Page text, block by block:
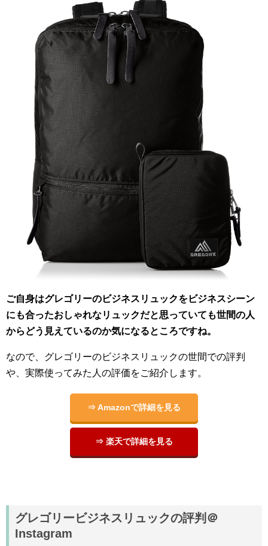
ご自身はグレゴリーのビジネスリュックをビジネスシーン
にも合ったおしゃれなリュックだと思っていても世間の人
からどう見えているのか気になるところですね。
なので、グレゴリーのビジネスリュックの世間での評判
や、実際使ってみた人の評価をご紹介します。
⇒ Amazonで詳細を見る
⇒ 楽天で詳細を見る
グレゴリービジネスリュックの評判＠
Instagram